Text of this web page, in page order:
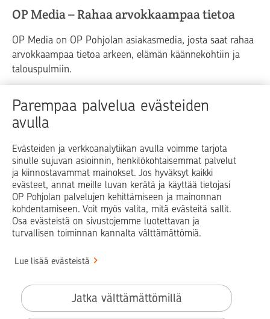
Parempaa palvelua evästeiden
avulla
Evästeiden ja verkkoanalytiikan avulla voimme tarjota
sinulle sujuvan asioinnin, henkilökohtaisemmat palvelut
ja kiinnostavammat mainokset. Jos hyväksyt kaikki
evästeet, annat meille luvan kerätä ja käyttää tietojasi
OP Pohjolan palvelujen kehittämiseen ja mainonnan
kohdentamiseen. Voit myös valita, mitä evästeitä sallit.
Osa evästeistä on sivustojemme luotettavan ja
turvallisen toiminnan kannalta välttämättömiä.
Lue lisää evästeistä
Jatka välttämättömillä
OP Media – Rahaa arvokkaampaa tietoa
OP Media on OP Pohjolan asiakasmedia, josta saat rahaa
arvokkaampaa tietoa arkeen, elämän käännekohtiin ja
talouspulmiin.
Raha Elämä
Yrityselämä
Blogit ja puheenvuorot
Op.fi OP Koti Pohjola Vahinkoapu
Facebook
X LinkedInInstagram
Käyttöehdot
Saavutettavuusseloste